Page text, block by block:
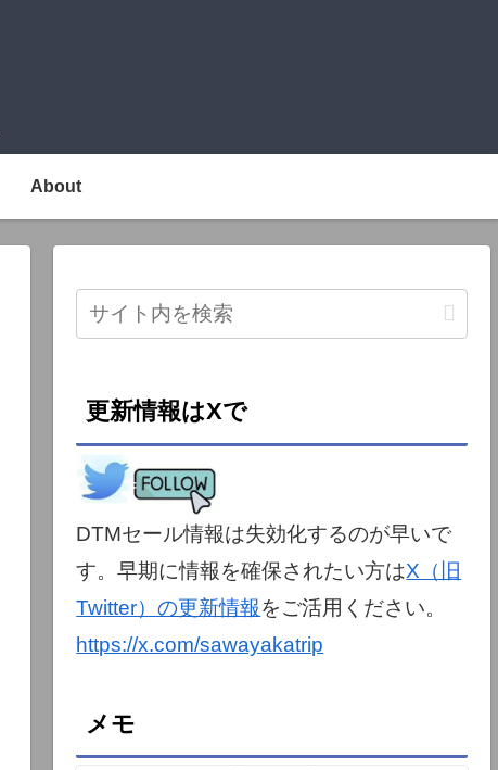
About
更新情報はXで
DTMセール情報は失効化するのが早いで
す。早期に情報を確保されたい方はX（旧
Twitter）の更新情報をご活用ください。
https://x.com/sawayakatrip
メモ